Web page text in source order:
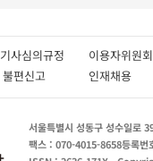
기사심의규정 이용자위
불편신고 인재채용
서울특별시 성동구 성수일로
팩스 : 070-4015-8658등록번